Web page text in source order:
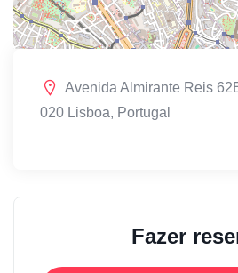
Avenida Almirante Reis
020 Lisboa, Portugal
Fazer